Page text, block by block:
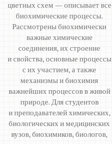
цветных схем — описывает все
биохимические процессы.
Рассмотрены биохимически
важные химические
соединения, их строение
и свойства, основные процессы
с их участием, а также
механизмы и биохимия
важнейших процессов в живой
природе. Для студентов
и преподавателей химических,
биологических и медицинских
вузов, биохимиков, биологов,